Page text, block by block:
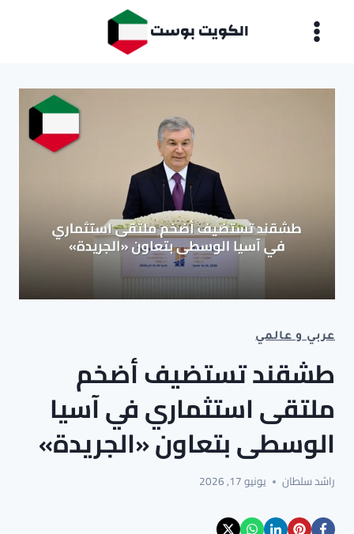
الكويت بوست
عربي و عالمي
طشقند تستضيف أضخم
ملتقى استثماري في آسيا
الوسطى بتعاون «الجريدة»
راشد سلطان يونيو 17, 2026